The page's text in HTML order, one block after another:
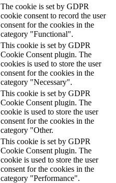
The cookie is set by GDPR
cookie consent to record the user
consent for the cookies in the
category "Functional".
This cookie is set by GDPR
Cookie Consent plugin. The
cookies is used to store the user
consent for the cookies in the
category "Necessary".
This cookie is set by GDPR
Cookie Consent plugin. The
cookie is used to store the user
consent for the cookies in the
category "Other.
This cookie is set by GDPR
Cookie Consent plugin. The
cookie is used to store the user
consent for the cookies in the
category "Performance".